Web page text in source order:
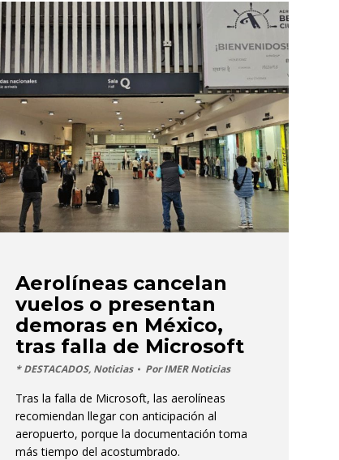
Aerolíneas cancelan
vuelos o presentan
demoras en México,
tras falla de Microsoft
* DESTACADOS, Noticias PorIMER Noticias
Tras la falla de Microsoft, las aerolíneas
recomiendan llegar con anticipación al
aeropuerto, porque la documentación toma
más tiempo del acostumbrado.